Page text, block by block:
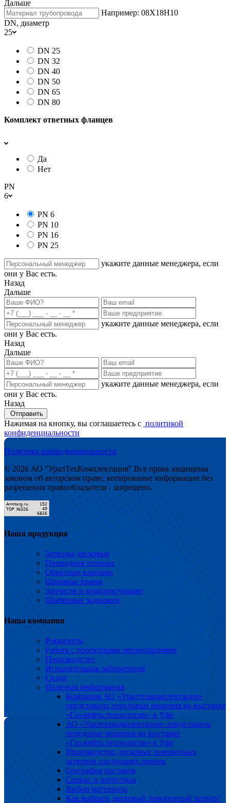
Дальше
Например: 08Х18Н10
DN, диаметр
25
DN 25
DN 32
DN 40
DN 50
DN 65
DN 80
Комплект ответных фланцев
Да
Нет
PN
6
PN 6
PN 10
PN 16
PN 25
укажите данные менеджера, если
они у Вас есть.
Назад
Дальше
укажите данные менеджера, если
они у Вас есть.
Назад
Дальше
укажите данные менеджера, если
они у Вас есть.
Назад
Отправить
Нажимая на кнопку, вы соглашаетесь с политикой
конфиденциальности
Политика конфиденциальности
© 2026 АО "УралТехКомплектация" Все права защищены
законом об авторском праве, копирование информации без
разрешения правообладателя - запрещено.
Наша продукция
Затворы дисковые
Приводная техника
Обратные клапаны
Шаровые краны
Запчасти и комплектующие
Шиберные задвижки
Наша компания
Реквизиты
Работа с проектными организациями
Производство
Испытательная лаборатория
Склад
Полезная информация
Компания АО «Уралтехкомплектация»
представила передовые решения на выставке
«Газ.нефть.технологии» в Уфе
АО «Уралтехкомплектация» представила
передовые решения на выставке
«Газ.нефть.технологии» в Уфе
Производство дисковых поворотных
затворов следующих линеек
География поставок
Сервис и логистика
Выбор материала
Как выбрать дисковый поворотный затвор?